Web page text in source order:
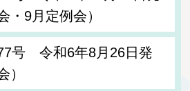
・9月定例会）
号 令和6年8月26日発
）